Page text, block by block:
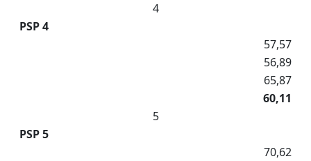
4
PSP 4
57,57
56,89
65,87
60,11
5
PSP 5
70,62